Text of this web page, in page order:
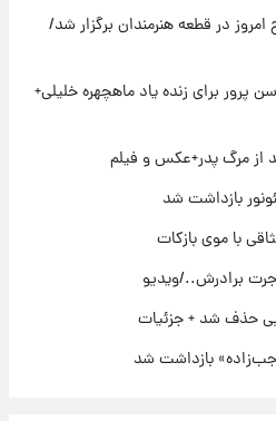
و فیلم
محمدحسین میثاقی با موی
در قطعه هنرمندان برگزار شد/
برای زنده یاد ماهچهره خلیلی+
مرگ پدر+عکس و فیلم
با موی بازکات
برادرش../ویدیو
حذف شد + جزئیات
بازداشت شد